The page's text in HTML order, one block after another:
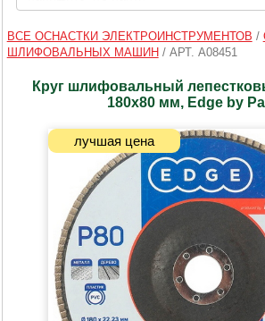
ВСЕ ОСНАСТКИ ЭЛЕКТРОИНСТРУМЕНТОВ /
ШЛИФОВАЛЬНЫХ МАШИН / АРТ. A08451
Круг шлифовальный
180х80 мм, Edge by